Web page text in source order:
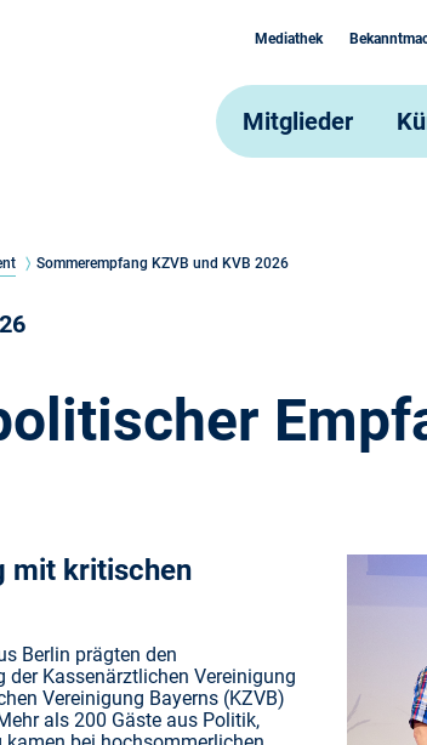
Mediathek
Mitglieder
Sommerempfang KZVB und KVB 2026
mit kritischen
Berlin prägten den
Kassenärztlichen Vereinigung
Vereinigung Bayerns (KZVB)
als 200 Gäste aus Politik,